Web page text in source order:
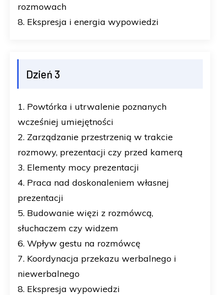
rozmowach
8. Ekspresja i energia wypowiedzi
Dzień 3
1. Powtórka i utrwalenie poznanych
wcześniej umiejętności
2. Zarządzanie przestrzenią w trakcie
rozmowy, prezentacji czy przed kamerą
3. Elementy mocy prezentacji
4. Praca nad doskonaleniem własnej
prezentacji
5. Budowanie więzi z rozmówcą,
słuchaczem czy widzem
6. Wpływ gestu na rozmówcę
7. Koordynacja przekazu werbalnego i
niewerbalnego
8. Ekspresja wypowiedzi